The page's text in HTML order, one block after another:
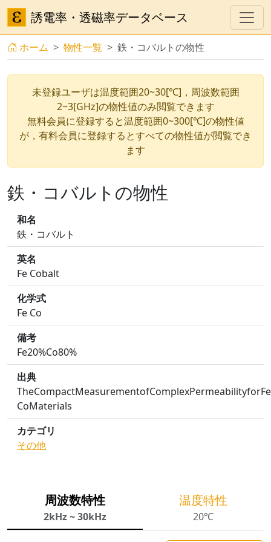
誘電率・透磁率データベース
ホーム 物性一覧 鉄・コバルトの物性
未登録ユーザは温度範囲20~30[℃]，周波数範囲
2~3[GHz]の物性値のみ閲覧できます
無料会員に登録すると温度範囲0~300[℃]の物性値
が，有料会員に登録するとすべての物性値が閲覧でき
ます
鉄・コバルトの物性
和名
鉄・コバルト
英名
Fe Cobalt
化学式
Fe Co
備考
Fe20%Co80%
出典
CoMaterials
カテゴリ
その他
周波数特性
2kHz ~ 30kHz
温度特性
20℃